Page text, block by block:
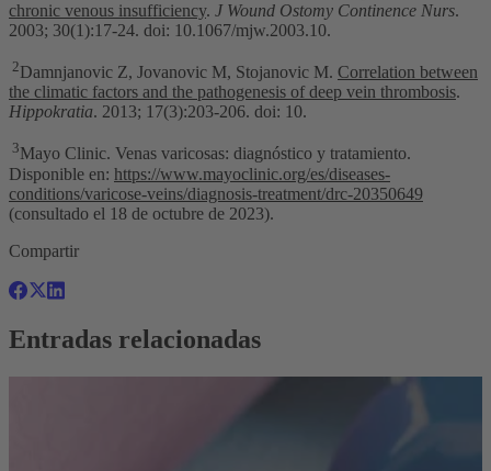
chronic venous insufficiency. J Wound Ostomy Continence Nurs.
2003; 30(1):17-24. doi: 10.1067/mjw.2003.10.
2Damnjanovic Z, Jovanovic M, Stojanovic M. Correlation between
the climatic factors and the pathogenesis of deep vein thrombosis.
Hippokratia. 2013; 17(3):203-206. doi: 10.
3Mayo Clinic. Venas varicosas: diagnóstico y tratamiento.
Disponible en: https://www.mayoclinic.org/es/diseases-
conditions/varicose-veins/diagnosis-treatment/drc-20350649
(consultado el 18 de octubre de 2023).
Compartir
Entradas relacionadas